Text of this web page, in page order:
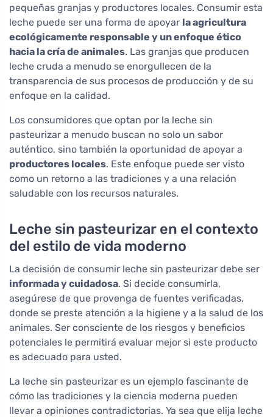
pequeñas granjas y productores locales. Consumir esta
leche puede ser una forma de apoyar la agricultura
ecológicamente responsable y un enfoque ético
hacia la cría de animales. Las granjas que producen
leche cruda a menudo se enorgullecen de la
transparencia de sus procesos de producción y de su
enfoque en la calidad.
Los consumidores que optan por la leche sin
pasteurizar a menudo buscan no solo un sabor
auténtico, sino también la oportunidad de apoyar a
productores locales. Este enfoque puede ser visto
como un retorno a las tradiciones y a una relación
saludable con los recursos naturales.
Leche sin pasteurizar en el contexto
del estilo de vida moderno
La decisión de consumir leche sin pasteurizar debe ser
informada y cuidadosa. Si decide consumirla,
asegúrese de que provenga de fuentes verificadas,
donde se preste atención a la higiene y a la salud de los
animales. Ser consciente de los riesgos y beneficios
potenciales le permitirá evaluar mejor si este producto
es adecuado para usted.
La leche sin pasteurizar es un ejemplo fascinante de
cómo las tradiciones y la ciencia moderna pueden
llevar a opiniones contradictorias. Ya sea que elija leche